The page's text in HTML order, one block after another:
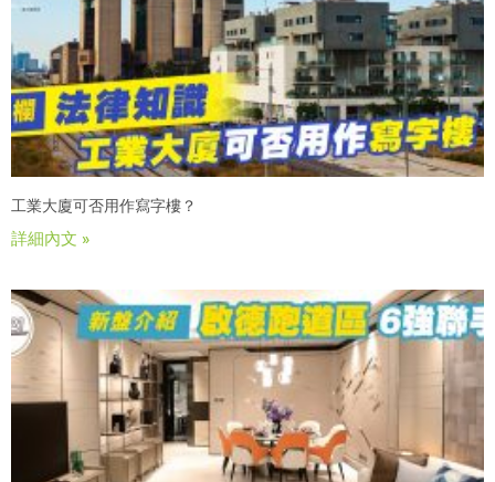
工業大廈可否用作寫字樓？
詳細內文 »